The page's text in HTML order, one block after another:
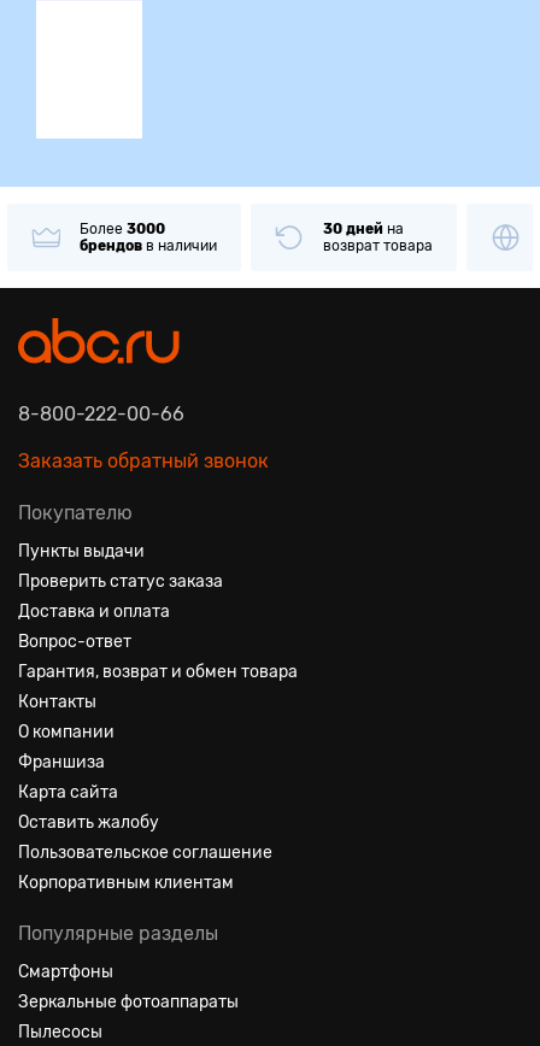
Более 3000
брендов в наличии
30 дней на
возврат товара
8-800-222-00-66
Заказать обратный звонок
Покупателю
Пункты выдачи
Проверить статус заказа
Доставка и оплата
Вопрос-ответ
Гарантия, возврат и обмен товара
Контакты
О компании
Франшиза
Карта сайта
Оставить жалобу
Пользовательское соглашение
Корпоративным клиентам
Популярные разделы
Смартфоны
Зеркальные фотоаппараты
Пылесосы